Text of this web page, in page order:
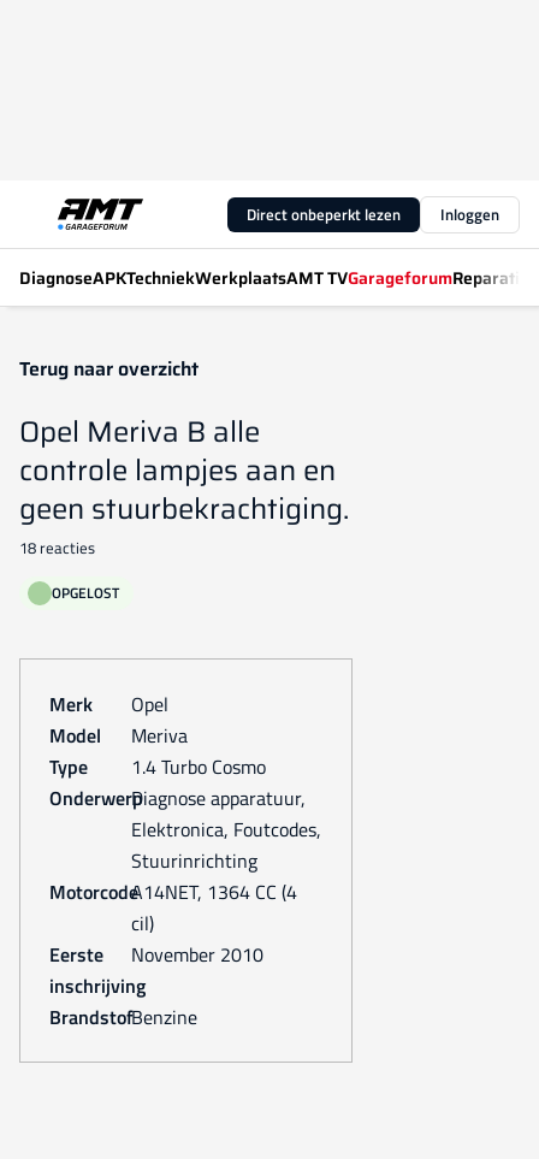
Direct onbeperkt lezen Inloggen
DiagnoseAPKTechniekWerkplaatsAMT TVGarageforum
Terug naar overzicht
Opel Meriva B alle
controle lampjes aan en
geen stuurbekrachtiging.
18 reacties
OPGELOST
Merk
Opel
Model
Meriva
Type
1.4 Turbo Cosmo
Onderwerp
Diagnose apparatuur,
Elektronica, Foutcodes,
Stuurinrichting
MotorcodeA14NET, 1364 CC (4
cil)
Eerste
inschrijving
november 2010
Brandstof Benzine